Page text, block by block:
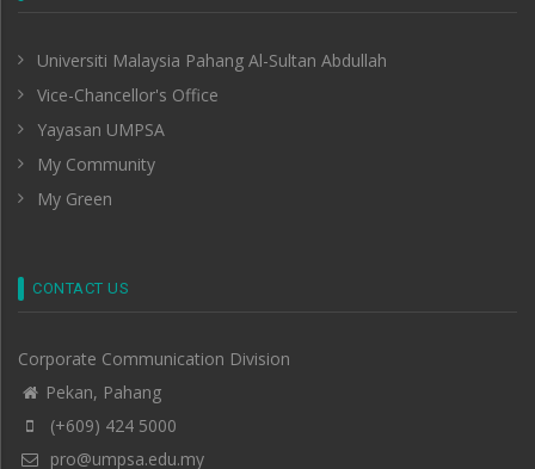
Universiti Malaysia Pahang Al-Sultan Abdullah
Vice-Chancellor's Office
Yayasan UMPSA
My Community
My Green
CONTACT US
Corporate Communication Division
Pekan, Pahang
(+609) 424 5000
pro@umpsa.edu.my